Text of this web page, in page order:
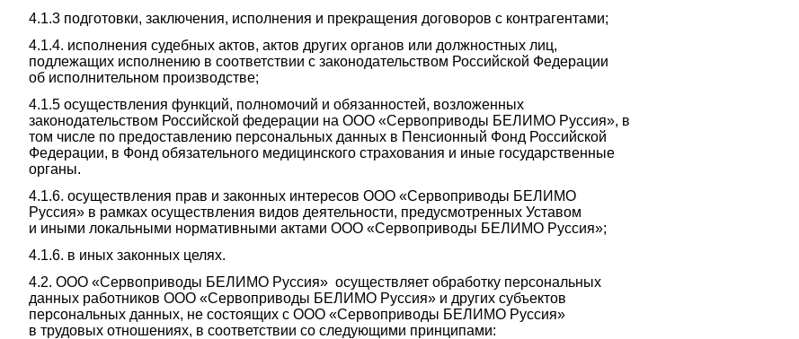
4.1.3 подготовки, заключения, исполнения и прекращения договоров с контрагентами;
4.1.4. исполнения судебных актов, актов других органов или должностных лиц,
подлежащих исполнению в соответствии с законодательством Российской Федерации
об исполнительном производстве;
4.1.5 осуществления функций, полномочий и обязанностей, возложенных
законодательством Российской федерации на ООО «Сервоприводы БЕЛИМО Руссия», в
том числе по предоставлению персональных данных в Пенсионный Фонд Российской
Федерации, в Фонд обязательного медицинского страхования и иные государственные
органы.
4.1.6. осуществления прав и законных интересов ООО «Сервоприводы БЕЛИМО
Руссия» в рамках осуществления видов деятельности, предусмотренных Уставом
и иными локальными нормативными актами ООО «Сервоприводы БЕЛИМО Руссия»;
4.1.6. в иных законных целях.
4.2. ООО «Сервоприводы БЕЛИМО Руссия» осуществляет обработку персональных
данных работников ООО «Сервоприводы БЕЛИМО Руссия» и других субъектов
персональных данных, не состоящих с ООО «Сервоприводы БЕЛИМО Руссия»
в трудовых отношениях, в соответствии со следующими принципами: